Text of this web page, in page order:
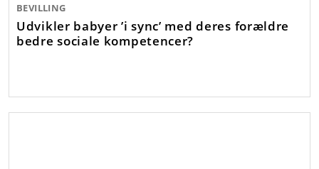
BEVILLING
Udvikler babyer ’i sync’ med deres forældre
bedre sociale kompetencer?